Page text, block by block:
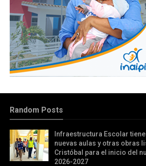
Random Posts
Infraestructura Escolar
nuevas aulas y otras obras
Cristóbal para el inicio del
2026-2027